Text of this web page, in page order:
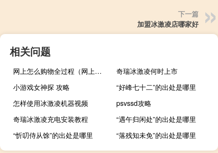
下一篇
加盟冰激凌店哪家好
相关问题
网上怎么购物全过程（网上怎么购物）
奇瑞冰激凌何时上市
小游戏女神探 攻略
“好峰七十二”的出处是哪里
怎样使用冰激凌机器视频
psvssd攻略
奇瑞冰激凌充电安装教程
“遇午归闲处”的出处是哪里
“忻叨侍从馀”的出处是哪里
“落残知未免”的出处是哪里